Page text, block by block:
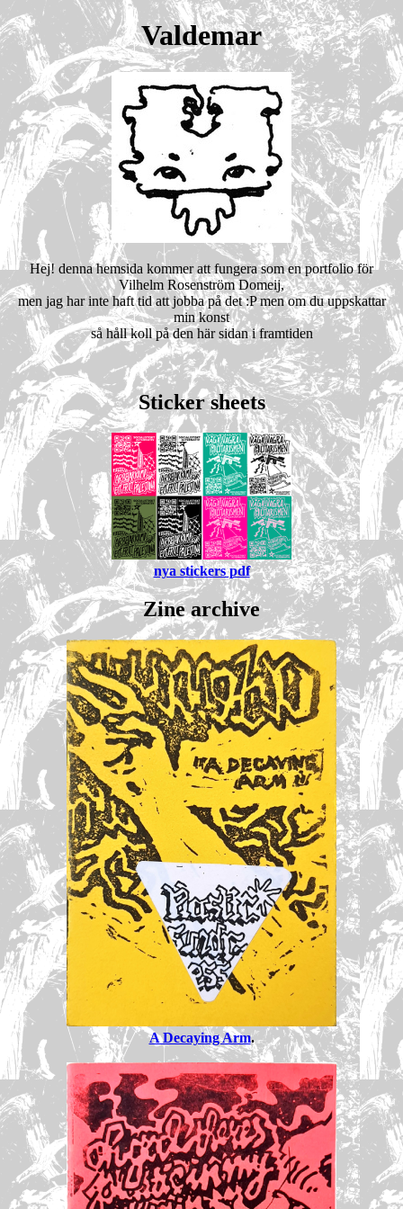
Valdemar
Hej! denna hemsida kommer att fungera som en portfolio för
Vilhelm Rosenström Domeij,
men jag har inte haft tid att jobba på det :P men om du uppskattar
min konst
så håll koll på den här sidan i framtiden
Sticker sheets
nya stickers pdf
Zine archive
A Decaying Arm.